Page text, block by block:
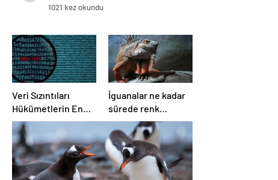
1021 kez okundu
Veri Sızıntıları
Hükümetlerin En
Büyük Kâbusu
İguanalar ne kadar
sürede renk
değiştirebilir ?
Detaylar burada…